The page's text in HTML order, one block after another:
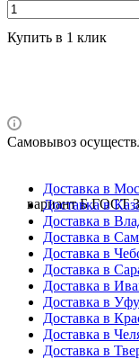
вариант Б ГОСТ
Купить в 1 клик
Самовывоз
Доставка в
Доставка в
Доставка в
Доставка в
Доставка в
Доставка в
Доставка в
Доставка в Уфу
Доставка в
Доставка в
Доставка в